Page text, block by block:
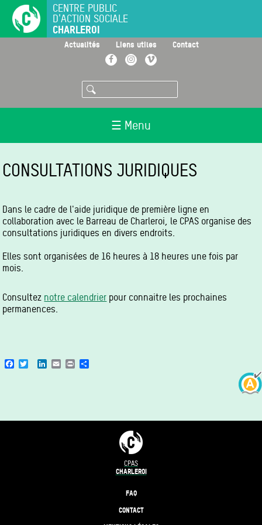
principal
CENTRE PUBLIC
D'ACTION SOCIALE
CHARLEROI
Actualités Liens utiles Contact
FacebookInstagramVimeo
Rechercher
☰ Menu
CONSULTATIONS JURIDIQUES
Dans le cadre de l'aide juridique de première ligne en
collaboration avec le Barreau de Charleroi, le CPAS organise des
consultations juridiques en divers endroits.
Elles sont organisées de 16 heures à 18 heures une fois par
mois.
Consultez notre calendrier pour connaitre les prochaines
permanences.
Facebook
TwitterLinkedIn
EmailPrint
CPAS
CHARLEROI
FAQ
CONTACT